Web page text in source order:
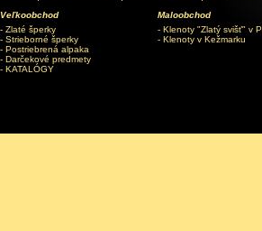
Veľkoobchod
Zlaté šperky
Strieborné šperky
Postriebrená alpaka
Darčekové predmety
KATALÓGY
Maloobchod
Klenoty "Zlatý svišť" v
Klenoty v Kežmarku